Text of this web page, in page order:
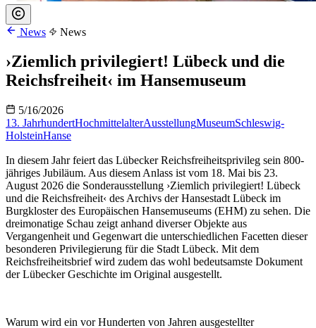
News News
›Ziemlich privilegiert! Lübeck und die
Reichsfreiheit‹ im Hansemuseum
5/16/2026
13. JahrhundertHochmittelalterAusstellungMuseumSchleswig-
HolsteinHanse
In diesem Jahr feiert das Lübecker Reichsfreiheitsprivileg sein 800-
jähriges Jubiläum. Aus diesem Anlass ist vom 18. Mai bis 23.
August 2026 die Sonderausstellung ›Ziemlich privilegiert! Lübeck
und die Reichsfreiheit‹ des Archivs der Hansestadt Lübeck im
Burgkloster des Europäischen Hansemuseums (EHM) zu sehen. Die
dreimonatige Schau zeigt anhand diverser Objekte aus
Vergangenheit und Gegenwart die unterschiedlichen Facetten dieser
besonderen Privilegierung für die Stadt Lübeck. Mit dem
Reichsfreiheitsbrief wird zudem das wohl bedeutsamste Dokument
der Lübecker Geschichte im Original ausgestellt.
Warum wird ein vor Hunderten von Jahren ausgestellter